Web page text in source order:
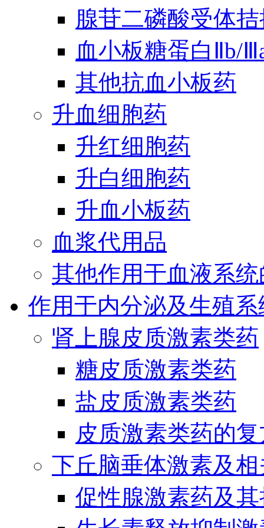
腺苷二磷酸受体
血小板糖蛋白Ⅱb/
其他抗血小板药
升血细胞药
升红细胞药
升白细胞药
升血小板药
血浆代用品
其他作用于血液系
作用于内分泌及生殖
肾上腺皮质激素类药
糖皮质激素类药
盐皮质激素类药
皮质激素类药的
下丘脑垂体激素及
促性腺激素药及